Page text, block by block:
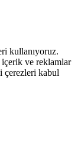
kullanıyoruz.
içerik ve reklamlar
çerezleri kabul